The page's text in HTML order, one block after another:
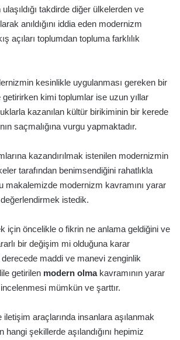
ulaşıldığı takdirde diğer ülkelerden ve
anıldığını iddia eden modernizm
açıları toplumdan topluma farklılık
kesinlikle uygulanması gereken bir
getirirken kimi toplumlar ise uzun yıllar
kazanılan kültür birikiminin bir kerede
saçmalığına vurgu yapmaktadır.
kazandırılmak istenilen modernizmin
tarafından benimsendiğini rahatlıkla
makalemizde modernizm kavramını yarar
istedik.
için öncelikle o fikrin ne anlama geldiğini ve
bir değişim mi olduğuna karar
maddi ve manevi zenginlik
getirilen modern olmakavramının yarar
mümkün ve şarttır.
araçlarında insanlara aşılanmak
hangi şekillerde aşılandığını hepimiz